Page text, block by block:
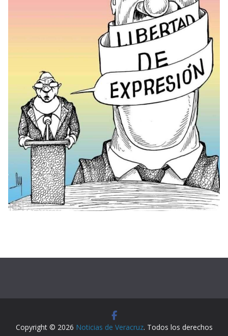
Copyright © 2026 Noticias de Veracruz. Todos los derechos